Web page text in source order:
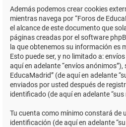
Además podemos crear cookies
mientras navega por “Foros de
el alcance de este documento que
páginas creadas por el software
la que obtenemos su información es
Esto puede ser, y no limitado a:
aquí en adelante “envíos anónimos”),
EducaMadrid” (de aquí en adelante
enviados por usted después de
identificado (de aquí en adelante “sus
Tu cuenta como mínimo constará de
identificación (de aquí en adelante